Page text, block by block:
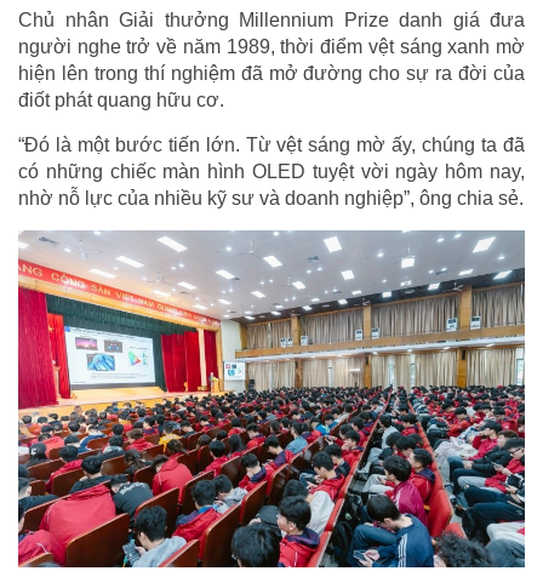
Chủ nhân Giải thưởng Millennium Prize danh giá đưa
người nghe trở về năm 1989, thời điểm vệt sáng xanh mờ
hiện lên trong thí nghiệm đã mở đường cho sự ra đời của
điốt phát quang hữu cơ.
“Đó là một bước tiến lớn. Từ vệt sáng mờ ấy, chúng ta đã
có những chiếc màn hình OLED tuyệt vời ngày hôm nay,
nhờ nỗ lực của nhiều kỹ sư và doanh nghiệp”, ông chia sẻ.